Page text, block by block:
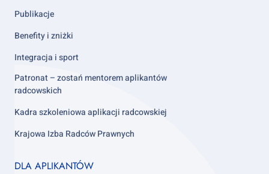
Publikacje
Benefity i zniżki
Integracja i sport
Patronat – zostań mentorem aplikantów
radcowskich
Kadra szkoleniowa aplikacji radcowskiej
Krajowa Izba Radców Prawnych
Footer
DLA APLIKANTÓW